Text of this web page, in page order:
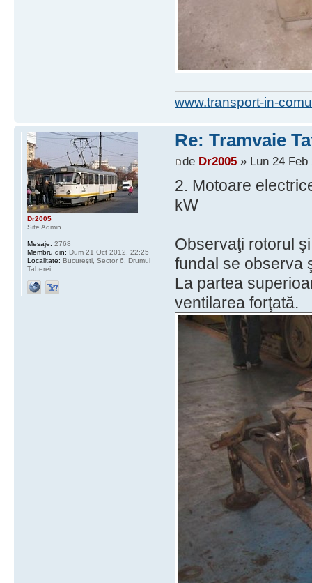
www.transport-in-
Re: Tramvaie
de Dr2005» Lun 24 Feb
2. Motoare
kW
Observaţi rotorul
fundal se observa
La partea
ventilarea forţată.
Dr2005
Site Admin
Mesaje: 2768
Membru din: Dum 21 Oct 2012, 22:25
Localitate: Bucureşti, Sector 6, Drumul
Taberei